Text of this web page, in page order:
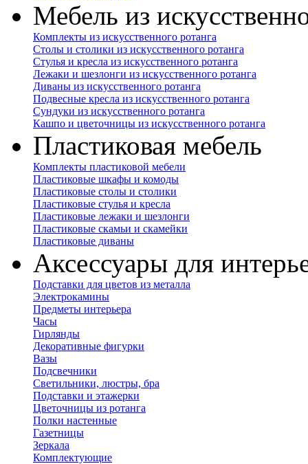
Мебель из
Комплекты из искусственного ротанга
Столы и столики из искусственного ротанга
Стулья и кресла из искусственного ротанга
Лежаки и шезлонги из искусственного ротанга
Диваны из искусственного ротанга
Подвесные кресла из искусственного ротанга
Сундуки из искусственного ротанга
Кашпо и цветочницы из искусственного ротанга
Пластиковая мебель
Комплекты пластиковой мебели
Пластиковые шкафы и комоды
Пластиковые столы и столики
Пластиковые стулья и кресла
Пластиковые лежаки и шезлонги
Пластиковые скамьи и скамейки
Пластиковые диваны
Аксессуары для
Подставки для цветов из металла
Электрокамины
Предметы интерьера
Часы
Гирлянды
Декоративные фигурки
Вазы
Подсвечники
Светильники, люстры, бра
Подставки и этажерки
Цветочницы из ротанга
Полки настенные
Газетницы
Зеркала
Комплектующие